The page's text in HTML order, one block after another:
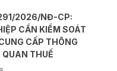
2026/NĐ-CP:
CẦN KIỂM SOÁT
CẤP THÔNG
THUẾ